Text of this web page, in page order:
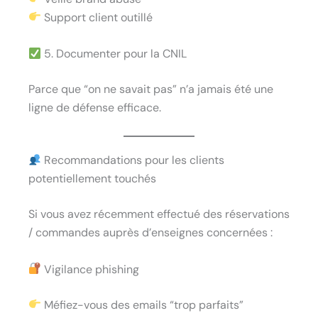
Support client outillé
5. Documenter pour la CNIL
Parce que “on ne savait pas” n’a jamais été une
ligne de défense efficace.
Recommandations pour les clients
potentiellement touchés
Si vous avez récemment effectué des réservations
/ commandes auprès d’enseignes concernées :
Vigilance phishing
Méfiez-vous des emails “trop parfaits”